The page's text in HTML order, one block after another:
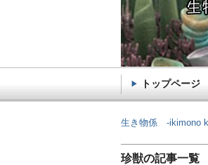
珍獣の記事一覧
生き物係 -ikimono
生き物
トップページ